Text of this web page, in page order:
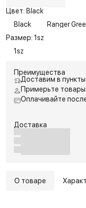
Цвет: Black
Black
Ranger
Размер: 1sz
1sz
Преимущества
Доставим в
Примерьте
Оплачивайте
Доставка
О товаре